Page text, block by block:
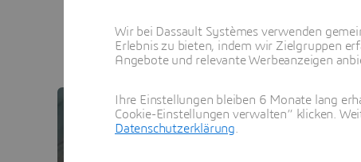
Wir bei Dassault Systèmes verwenden
Erlebnis zu bieten, indem wir Zielgruppen
Angebote und relevante Werbeanzeigen
Ihre Einstellungen bleiben 6 Monate lang
Cookie-Einstellungen verwalten“ klicken.
Datenschutzerklärung